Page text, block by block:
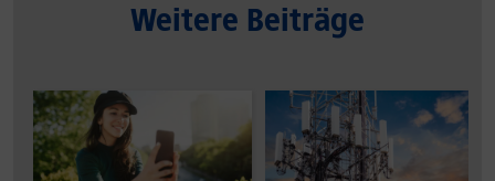
Weitere Beiträge